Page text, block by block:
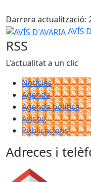
Darrera actualització:
AVÍS D'AVARIA
AVÍS
RSS
L'actualitat a un clic
Notícies
Agenda
Agenda política
Avisos
Publicacions
Adreces i